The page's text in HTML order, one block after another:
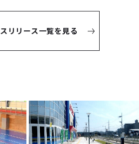
リリース一覧を見る